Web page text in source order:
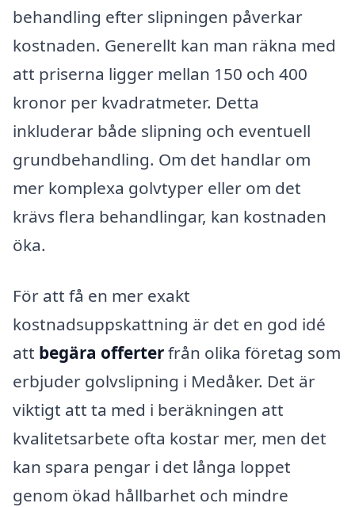
behandling efter slipningen påverkar
kostnaden. Generellt kan man räkna med
att priserna ligger mellan 150 och 400
kronor per kvadratmeter. Detta
inkluderar både slipning och eventuell
grundbehandling. Om det handlar om
mer komplexa golvtyper eller om det
krävs flera behandlingar, kan kostnaden
öka.
För att få en mer exakt
kostnadsuppskattning är det en god idé
att begära offerterfrån olika företag som
erbjuder golvslipning i Medåker. Det är
viktigt att ta med i beräkningen att
kvalitetsarbete ofta kostar mer, men det
kan spara pengar i det långa loppet
genom ökad hållbarhet och mindre